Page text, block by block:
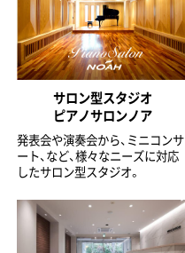
サロン型スタジオ
ピアノサロンノア
発表会や演奏会から、ミニコンサ
ート、など、様々なニーズに対応
したサロン型スタジオ。